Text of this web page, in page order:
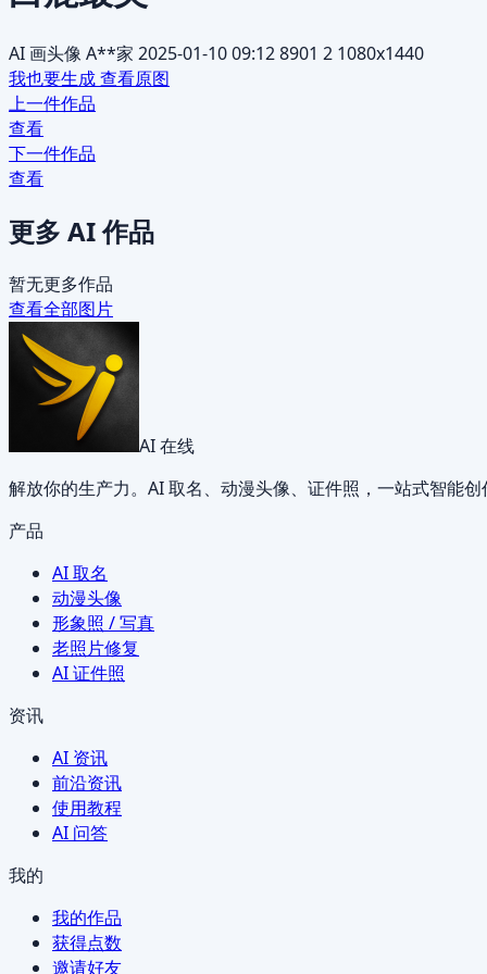
AI 画头像 A**家 2025-01-10 09:128901 2 1080x1440
我也要生成查看原图
上一件作品
查看
下一件作品
查看
更多 AI 作品
暂无更多作品
查看全部图片
AI 在线
解放你的生产力。AI 取名、动漫头像、证件照，一站式智能
产品
AI 取名
动漫头像
形象照 / 写真
老照片修复
AI 证件照
资讯
AI 资讯
前沿资讯
使用教程
AI 问答
我的
我的作品
获得点数
邀请好友